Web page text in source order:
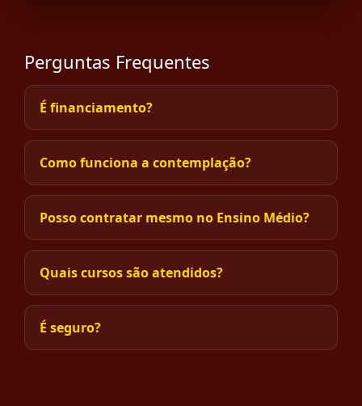
Perguntas Frequentes
É financiamento?
Como funciona a contemplação?
Posso contratar mesmo no Ensino Médio?
Quais cursos são atendidos?
É seguro?